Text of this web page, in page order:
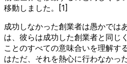
移動しました。[1]
成功しなかった創業者は愚かでは
は、彼らは成功した創業者と同じ
ことのすべての意味合いを理解す
はただ、それを熱心に行わなかっ